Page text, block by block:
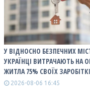
У ВІДНОСНО БЕЗПЕЧНИХ
УКРАЇНЦІ ВИТРАЧАЮТЬ НА
ЖИТЛА 75% СВОЇХ
2026-08-06 16:45